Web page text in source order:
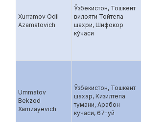
Xurramov Odil
Azamatovich
Ўзбекистон, Тошкент
вилояти Тойтепа
шахри, Шифокор
кўчаси
Ummatov
Bekzod
Xamzayevich
Ўзбекистон, Тошкент
шахар, Кизилтепа
тумани, Арабон
кучаси, 67-уй